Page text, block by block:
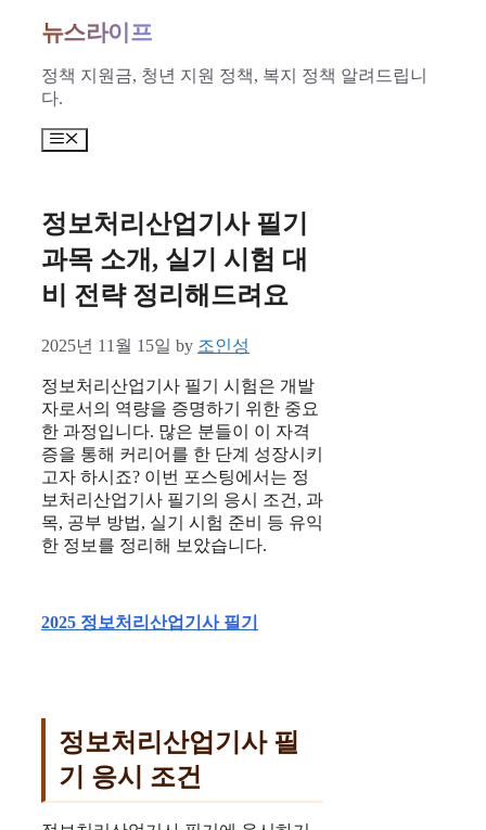
content
뉴스라이프
정책 지원금, 청년 지원 정책, 복지 정책 알려드립니
다.
Menu
정보처리산업기사 필기
과목 소개, 실기 시험 대
비 전략 정리해드려요
2025년 11월 15일 by 조인성
정보처리산업기사 필기 시험은 개발
자로서의 역량을 증명하기 위한 중요
한 과정입니다. 많은 분들이 이 자격
증을 통해 커리어를 한 단계 성장시키
고자 하시죠? 이번 포스팅에서는 정
보처리산업기사 필기의 응시 조건, 과
목, 공부 방법, 실기 시험 준비 등 유익
한 정보를 정리해 보았습니다.
2025 정보처리산업기사 필기
정보처리산업기사 필
기 응시 조건